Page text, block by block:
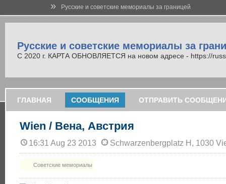
» Русские и советские мемориалы за границей
Русские и советские мемориалы за
С 2020 г. КАРТА ОБНОВЛЯЕТСЯ на новом адресе - https://
ГЛАВНАЯ СООБЩЕНИЯ ОТПРАВИТЬ
Wien / Вена, Австрия
16:31 Aug 23 2013 Schwarzenbergplatz H, 1030
Советские мемориалы